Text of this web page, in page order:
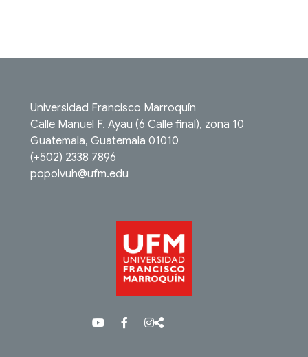
Universidad Francisco Marroquín
Calle Manuel F. Ayau (6 Calle final), zona 10
Guatemala, Guatemala 01010
(+502) 2338 7896
popolvuh@ufm.edu